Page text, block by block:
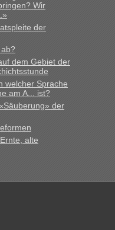
egal, nach ca 20
Wir
der
dem Gebiet der
welcher Sprache
am A... ist?
der
alte